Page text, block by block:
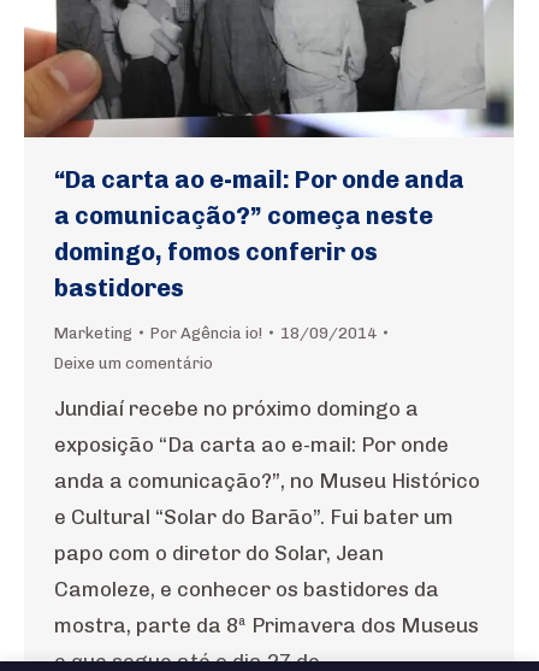
“Da carta ao e-mail: Por onde anda
a comunicação?” começa neste
domingo, fomos conferir os
bastidores
Marketing Por Agência io!
18/09/2014
Deixe um comentário
Jundiaí recebe no próximo domingo a
exposição “Da carta ao e-mail: Por onde
anda a comunicação?”, no Museu Histórico
e Cultural “Solar do Barão”. Fui bater um
papo com o diretor do Solar, Jean
Camoleze, e conhecer os bastidores da
mostra, parte da 8ª Primavera dos Museus
e que segue até o dia 27 de…